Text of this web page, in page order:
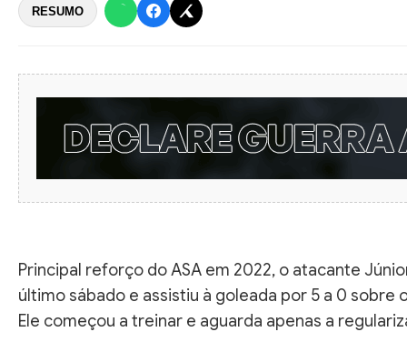
RESUMO
Principal reforço do ASA em 2022, o atacante
último sábado e assistiu à goleada por 5 a 0 sobre
Ele começou a treinar e aguarda apenas a